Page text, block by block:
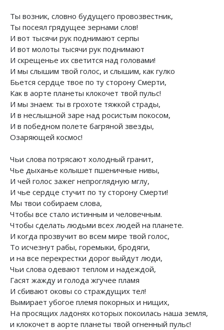
Ты возник, словно будущего провозвестник,
Ты посеял грядущее зернами слов!
И вот тысячи рук поднимают серпы
И вот молоты тысячи рук поднимают
И скрещенье их светится над головами!
И мы слышим твой голос, и слышим, как гулко
Бьется сердце твое по ту сторону Смерти,
Как в аорте планеты клокочет твой пульс!
И мы знаем: ты в грохоте тяжкой страды,
И в неслышной заре над росистым покосом,
И в победном полете багряной звезды,
Озаряющей космос!
Чьи слова потрясают холодный гранит,
Чье дыханье колышет пшеничные нивы,
И чей голос зажег непроглядную мглу,
И чье сердце стучит по ту сторону Смерти!
Мы твои собираем слова,
Чтобы все стало истинным и человечным.
Чтобы сделать людьми всех людей на планете.
И когда прозвучит во всем мире твой голос,
То исчезнут рабы, горемыки, бродяги,
и на все перекрестки дорог выйдут люди,
Чьи слова одевают теплом и надеждой,
Гасят жажду и голода жгучее пламя
И сбивают оковы со страждущих тел!
Вымирает убогое племя покорных и нищих,
На просящих ладонях которых покоилась наша земля,
и клокочет в аорте планеты твой огненный пульс!